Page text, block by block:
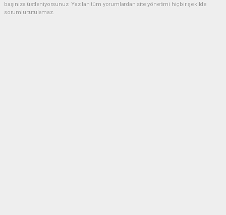
başınıza üstleniyorsunuz. Yazılan tüm yorumlardan site yönetimi hiçbir şekilde
sorumlu tutulamaz.